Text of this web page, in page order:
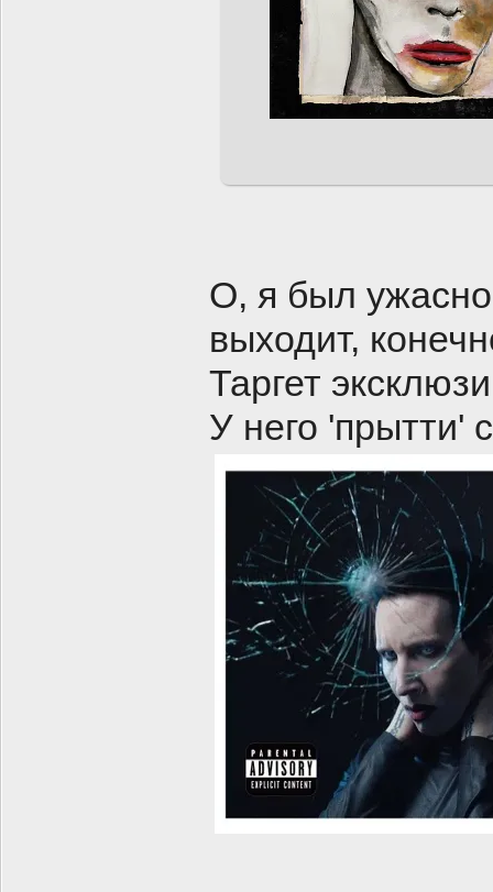
О, я был
выходит,
Таргет
У него 'прытти'